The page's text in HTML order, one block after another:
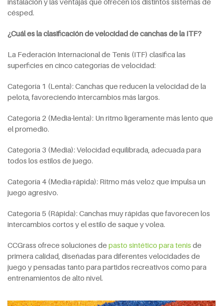
césped.
¿Cuál es la clasificación de velocidad de canchas de la ITF?
La Federación Internacional de Tenis (ITF) clasifica las
superficies en cinco categorías de velocidad:
Categoría 1 (Lenta): Canchas que reducen la velocidad de la
pelota, favoreciendo intercambios más largos.
Categoría 2 (Media-lenta): Un ritmo ligeramente más lento que
el promedio.
Categoría 3 (Media): Velocidad equilibrada, adecuada para
todos los estilos de juego.
Categoría 4 (Media-rápida): Ritmo más veloz que impulsa un
juego agresivo.
Categoría 5 (Rápida): Canchas muy rápidas que favorecen los
intercambios cortos y el estilo de saque y volea.
CCGrass ofrece soluciones de pasto sintético para tenis de
primera calidad, diseñadas para diferentes velocidades de
juego y pensadas tanto para partidos recreativos como para
entrenamientos de alto nivel.